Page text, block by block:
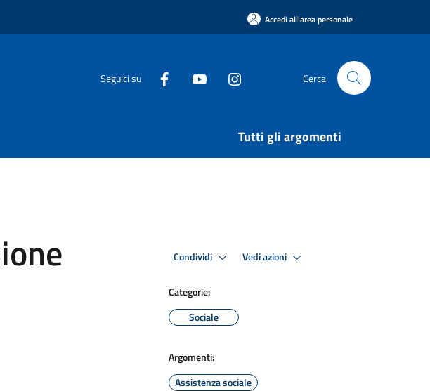
Accedi all'area personale
Seguici su Cerca
Tutti gli argomenti
Condividi Vedi azioni
Categorie:
Sociale
Argomenti:
Assistenza sociale